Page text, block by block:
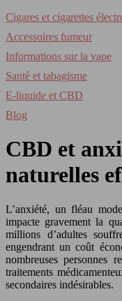
Cigares et cigarettes
Accessoires fumeur
Informations sur la vape
Santé et tabagisme
E-liquide et CBD
Blog
CBD et
naturelles
L’anxiété, un fléau
impacte gravement la
millions d’adultes
engendrant un coût
nombreuses personnes
traitements
secondaires indésirables.